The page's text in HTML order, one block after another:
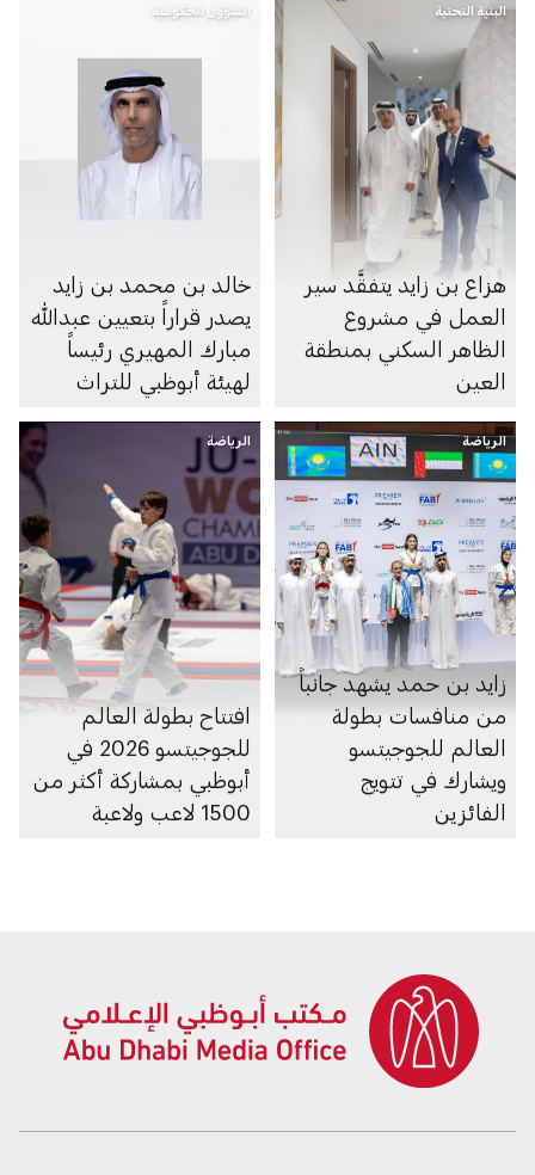
البنية التحتية
هزاع بن زايد يتفقَّد سير
العمل في مشروع
الظاهر السكني بمنطقة
العين
الشؤون الحكومية
خالد بن محمد بن زايد
يصدر قراراً بتعيين عبدالله
مبارك المهيري رئيساً
لهيئة أبوظبي للتراث
الرياضة
زايد بن حمد يشهد جانباً
من منافسات بطولة
العالم للجوجيتسو
ويشارك في تتويج
الفائزين
الرياضة
افتتاح بطولة العالم
للجوجيتسو 2026 في
أبوظبي بمشاركة أكثر من
1500 لاعب ولاعبة